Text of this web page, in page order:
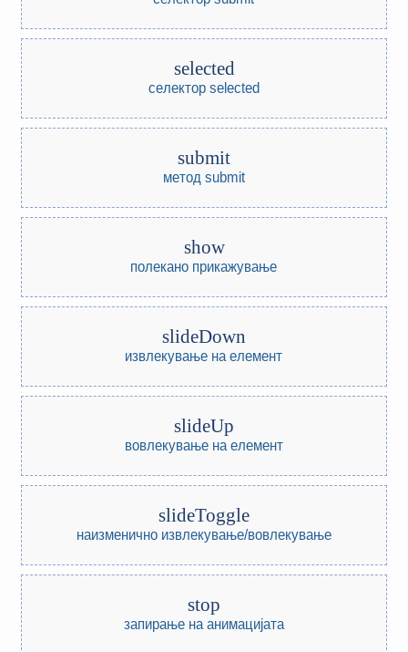
selected
селектор selected
submit
метод submit
show
полекано прикажување
slideDown
извлекување на елемент
slideUp
вовлекување на елемент
slideToggle
наизменично извлекување/вовлекување
stop
запирање на анимацијата